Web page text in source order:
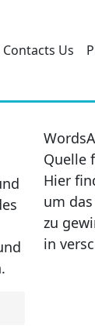
Contacts Us
Quelle
Hier
um
zu
in